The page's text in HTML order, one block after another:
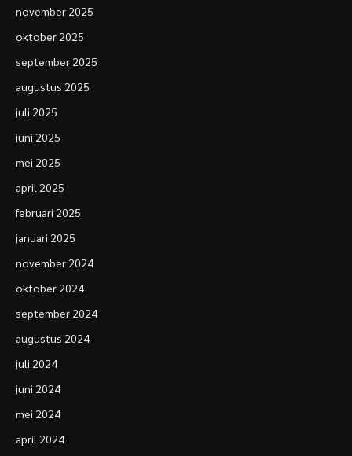
november 2025
oktober 2025
september 2025
augustus 2025
juli 2025
juni 2025
mei 2025
april 2025
februari 2025
januari 2025
november 2024
oktober 2024
september 2024
augustus 2024
juli 2024
juni 2024
mei 2024
april 2024